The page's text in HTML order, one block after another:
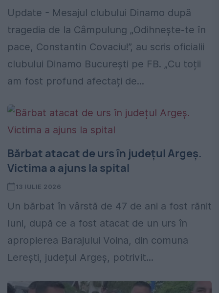
Update - Mesajul clubului Dinamo după
tragedia de la Câmpulung „Odihnește-te în
pace, Constantin Covaciu!”, au scris oficialii
clubului Dinamo București pe FB. „Cu toții
am fost profund afectați de...
Bărbat atacat de urs în județul Argeș.
Victima a ajuns la spital
13 IULIE 2026
Un bărbat în vârstă de 47 de ani a fost rănit
luni, după ce a fost atacat de un urs în
apropierea Barajului Voina, din comuna
Lerești, județul Argeș, potrivit...